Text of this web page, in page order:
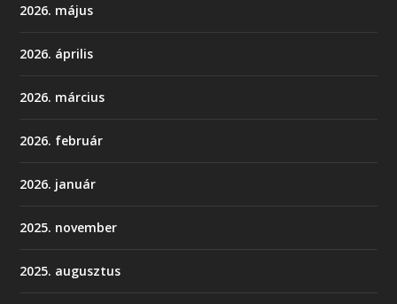
2026. május
2026. április
2026. március
2026. február
2026. január
2025. november
2025. augusztus